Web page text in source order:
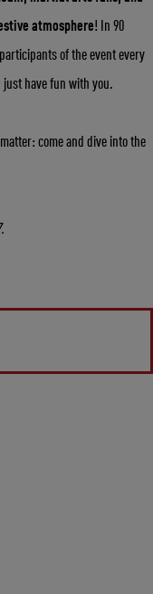
atmosphere! In 90
of the event every
have fun with you.
come and dive into the